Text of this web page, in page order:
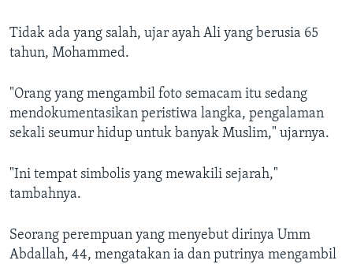
Tidak ada yang salah, ujar ayah Ali yang berusia 65
tahun, Mohammed.
"Orang yang mengambil foto semacam itu sedang
mendokumentasikan peristiwa langka, pengalaman
sekali seumur hidup untuk banyak Muslim," ujarnya.
"Ini tempat simbolis yang mewakili sejarah,"
tambahnya.
Seorang perempuan yang menyebut dirinya Umm
Abdallah, 44, mengatakan ia dan putrinya mengambil